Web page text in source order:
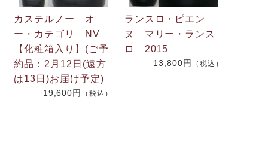
カステルノー オ
ー・カテゴリ NV
【化粧箱入り】(ご予
約品：2月12日(遠方
は13日)お届け予定)
19,600円 （税込）
ランスロ・ピエン
ヌ マリー・ランス
ロ 2015
13,800円 （税込）